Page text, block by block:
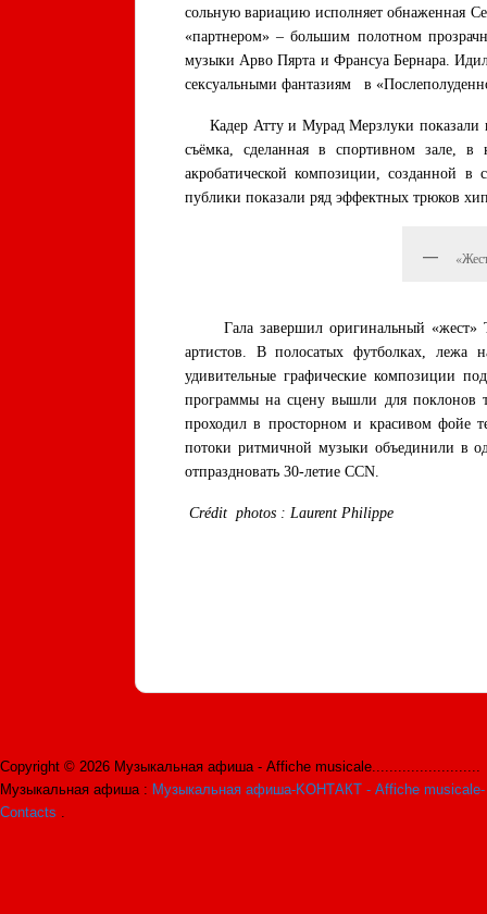
сольную вариацию исполняет обнаженная
«партнером» – большим полотном
музыки Арво Пярта и Франсуа Бернара.
сексуальными фантазиям в
Кадер Атту и Мурад Мерзлуки показали в
съёмка, сделанная в спортивном зале, в
акробатической композиции,
публики показали ряд эффектных трюков
Гала завершил оригинальный «жест»
артистов. В полосатых футболках,
удивительные графические композиции
программы на сцену вышли для поклонов
проходил в просторном и красивом фойе
потоки ритмичной музыки объединили в
отпраздновать 30-летие CCN.
Crédit photos : Laurent Philippe
Copyright © 2026 Музыкальная афиша - Affiche musicale.........................
Музыкальная афиша : Музыкальная афиша-KОНТАКТ - Affiche musicale-
Contacts .